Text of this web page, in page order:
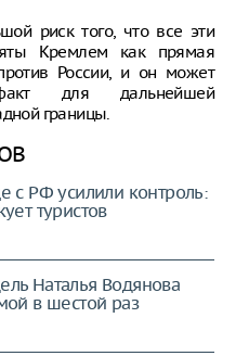
риск того, что все эти
Кремлем как прямая
России, и он может
для дальнейшей
границы.
с РФ усилили контроль:
туристов
Наталья Водянова
в шестой раз